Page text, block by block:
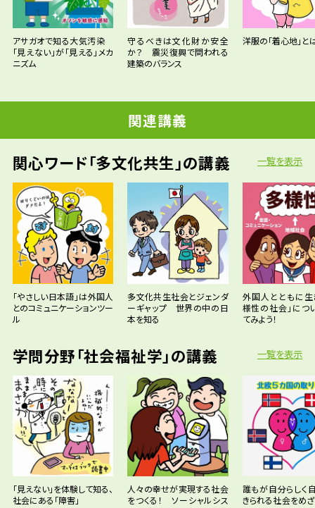
アサガオで知る大気汚染
「見えない」が「見える」メカ
ニズム
守るべきは文化財か安全
か？ 震災復興で問われる
建築のバランス
洋服の「着心地」と
関連講義
関心ワード「多文化共生」の講義
「やさしい日本語」は外国人
とのコミュニケーションツー
ル
多文化共生社会とジェンダ
ーギャップ 世界の中の日
本を知る
外国人とともに生
様性の社会」につ
てみよう！
一覧を表示
学問分野「社会福祉学」の講義
「見えない」を体験して知る、
社会にある「障害」
人々の幸せが実現する社会
をつくる！ ソーシャルシス
誰もが自分らしく
きられる社会をめざ
一覧を表示